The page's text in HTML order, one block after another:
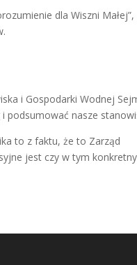
dla Wiszni Małej”,
i Gospodarki Wodnej
podsumować nasze
to z faktu, że to Zarząd
jest czy w tym